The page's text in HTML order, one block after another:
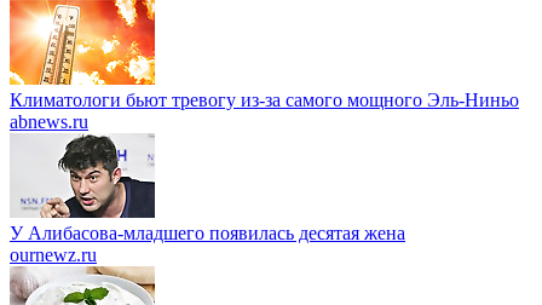
Климатологи бьют тревогу из-за самого мощного Эль-Ниньо
abnews.ru
У Алибасова-младшего появилась десятая жена
ournewz.ru